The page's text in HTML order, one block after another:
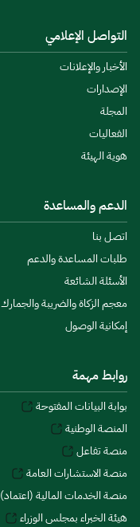
التواصل الإعلامي
الأخبار والإعلانات
الإصدارات
المجلة
الفعاليات
هوية الهيئة
الدعم والمساعدة
اتصل بنا
طلبات المساعدة والدعم
الأسئلة الشائعة
معجم الزكاة والضريبة والجمارك
إمكانية الوصول
روابط مهمة
بوابة البيانات المفتوحة
المنصة الوطنية
منصة تفاعل
منصة الاستشارات العامة
منصة الخدمات المالية (اعتماد)
هيئة الخبراء بمجلس الوزراء